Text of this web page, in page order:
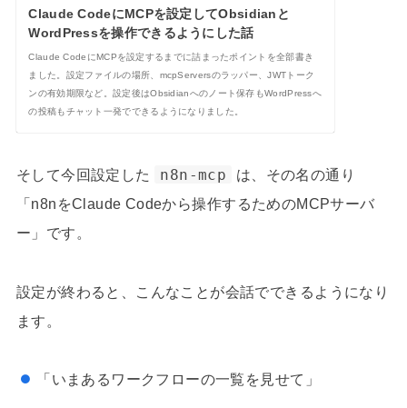
Claude CodeにMCPを設定してObsidianと
WordPressを操作できるようにした話
Claude CodeにMCPを設定するまでに詰まったポイントを全部書き
ました。設定ファイルの場所、mcpServersのラッパー、JWTトーク
ンの有効期限など。設定後はObsidianへのノート保存もWordPressへ
の投稿もチャット一発でできるようになりました。
そして今回設定した n8n-mcp
は、その名の通り
「n8nをClaude Codeから操作するためのMCPサーバ
ー」です。
設定が終わると、こんなことが会話でできるようになり
ます。
「いまあるワークフローの一覧を見せて」